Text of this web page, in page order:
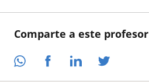
Comparte a este profesor